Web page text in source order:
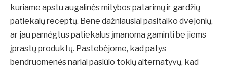
kuriame apstu augalinės mitybos patarimų ir gardžių
patiekalų receptų. Bene dažniausiai pasitaiko dvejonių,
ar jau pamėgtus patiekalus įmanoma gaminti be jiems
įprastų produktų. Pastebėjome, kad patys
bendruomenės nariai pasiūlo tokių alternatyvų, kad